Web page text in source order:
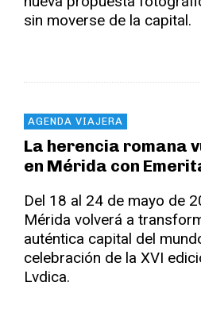
sin moverse de la capital.
AGENDA VIAJERA
La herencia romana
en Mérida con
Del 18 al 24 de mayo de
Mérida volverá a
auténtica capital del
celebración de la XVI
Lvdica.